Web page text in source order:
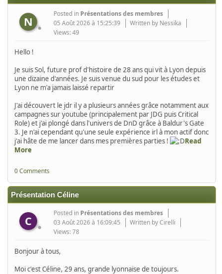
N
Posted in Présentations des membres
05 Août 2026 à 15:25:39
Written by Nessika
Views: 49
Hello !
Je suis Sol, future prof d'histoire de 28 ans qui vit à Lyon depuis
une dizaine d'années. Je suis venue du sud pour les études et
Lyon ne m'a jamais laissé repartir
J'ai découvert le jdr il y a plusieurs années grâce notamment aux
campagnes sur youtube (principalement par JDG puis Critical
Role) et j'ai plongé dans l'univers de DnD grâce à Baldur's Gate
3. Je n'ai cependant qu'une seule expérience irl à mon actif donc
j'ai hâte de me lancer dans mes premières parties !
Read
More
0 Comments
Présentation Céline
C
Posted in Présentations des membres
03 Août 2026 à 16:09:45
Written by Cirelli
Views: 78
Bonjour à tous,
Moi c'est Céline, 29 ans, grande lyonnaise de toujours.